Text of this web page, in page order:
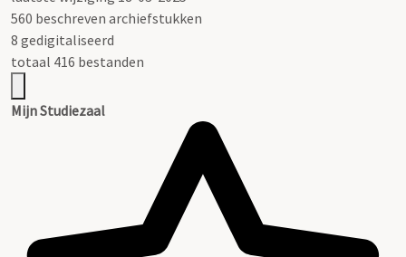
560 beschreven archiefstukken
8 gedigitaliseerd
totaal 416 bestanden
Mijn Studiezaal